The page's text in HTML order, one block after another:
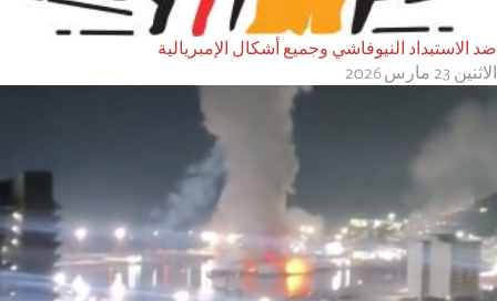
ضد الاستبداد النيوفاشي وجميع أشكال الإمبريالية
الاثنين 23 مارس 2026